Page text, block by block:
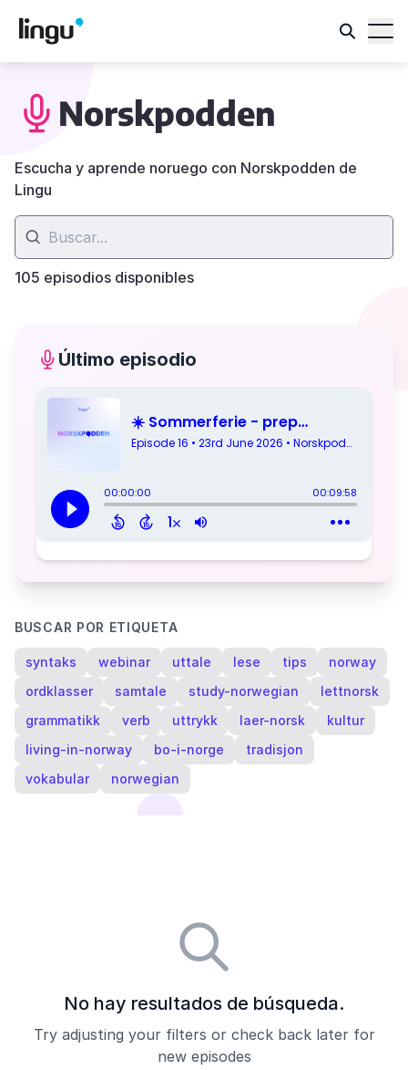
Norskpodden
Escucha y aprende noruego con Norskpodden de
Lingu
105 episodios disponibles
Último episodio
BUSCAR POR ETIQUETA
syntaks webinar uttale lese tips
norway
ordklasser
samtale study-norwegian
lettnorsk
grammatikk
verb uttrykk laer-norsk
kultur
living-in-norway
bo-i-norge
tradisjon
vokabular
norwegian
No hay resultados de búsqueda.
Try adjusting your filters or check back later for
new episodes